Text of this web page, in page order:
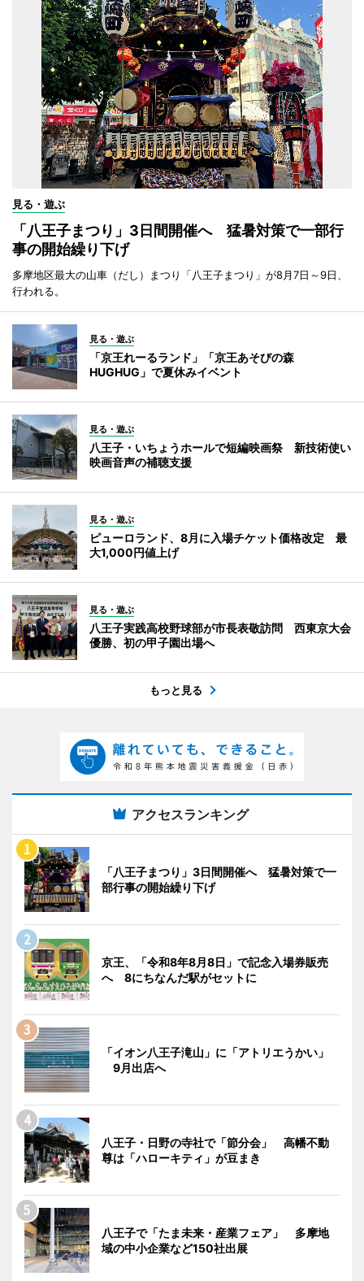
見る・遊ぶ
「八王子まつり」3日間開催へ 猛暑対策で一部行
事の開始繰り下げ
多摩地区最大の山車（だし）まつり「八王子まつり」が8月7日～9日、
行われる。
見る・遊ぶ
「京王れーるランド」「京王あそびの森
HUGHUG」で夏休みイベント
見る・遊ぶ
八王子・いちょうホールで短編映画祭 新技術使い
映画音声の補聴支援
見る・遊ぶ
ピューロランド、8月に入場チケット価格改定 最
大1,000円値上げ
見る・遊ぶ
八王子実践高校野球部が市長表敬訪問 西東京大会
優勝、初の甲子園出場へ
もっと見る
アクセスランキング
「八王子まつり」3日間開催へ 猛暑対策で一
部行事の開始繰り下げ
京王、「令和8年8月8日」で記念入場券販売
へ 8にちなんだ駅がセットに
「イオン八王子滝山」に「アトリエうかい」
9月出店へ
八王子・日野の寺社で「節分会」 高幡不動
尊は「ハローキティ」が豆まき
八王子で「たま未来・産業フェア」 多摩地
域の中小企業など150社出展